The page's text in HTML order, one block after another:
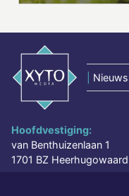
Hoofdvestiging:
van Benthuizenlaan 1
1701 BZ Heerhugowaard